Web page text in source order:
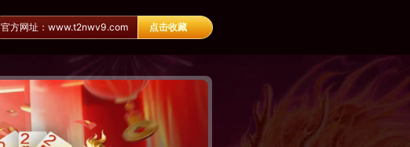
官方网址：www.t2nwv9.com 点击收藏